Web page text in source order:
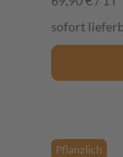
sofort
Pflanzlich